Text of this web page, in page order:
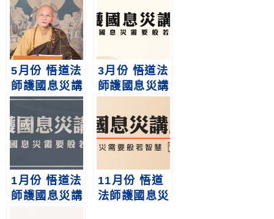
5月份 悟道法
師護國息災講
座
3月份 悟道法
師護國息災講
座
1月份 悟道法
師護國息災講
11月份 悟道
法師護國息災